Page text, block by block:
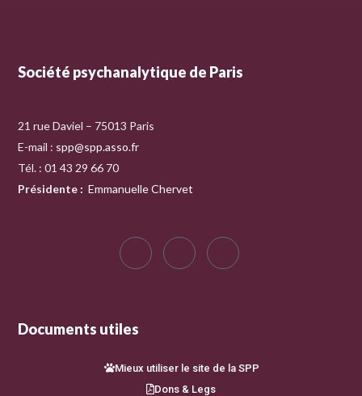
Société psychanalytique de Paris
21 rue Daviel – 75013 Paris
E-mail : spp@spp.asso.fr
Tél. : 01 43 29 66 70
Présidente : Emmanuelle Chervet
Documents utiles
Mieux utiliser le site de la SPP
Dons & Legs